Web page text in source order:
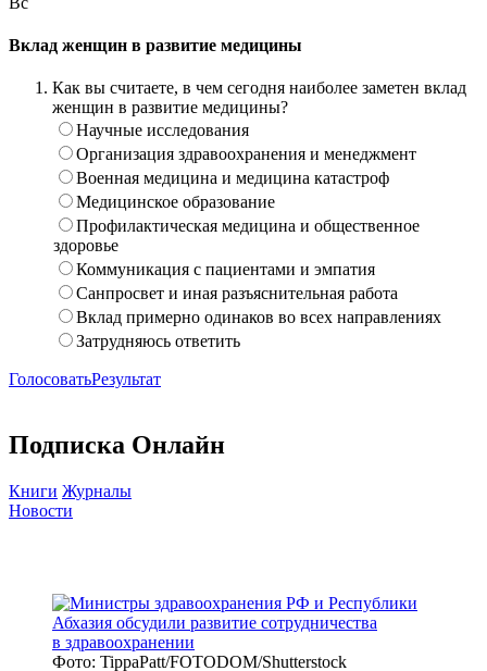
Вклад женщин в развитие медицины
Как вы считаете, в чем сегодня наиболее заметен вклад
женщин в развитие медицины?
Научные исследования
Организация здравоохранения и менеджмент
Военная медицина и медицина катастроф
Медицинское образование
Профилактическая медицина и общественное
здоровье
Коммуникация с пациентами и эмпатия
Санпросвет и иная разъяснительная работа
Вклад примерно одинаков во всех направлениях
Затрудняюсь ответить
ГолосоватьРезультат
Подписка Онлайн
Книги Журналы
Новости
Фото: TippaPatt/FOTODOM/Shutterstock